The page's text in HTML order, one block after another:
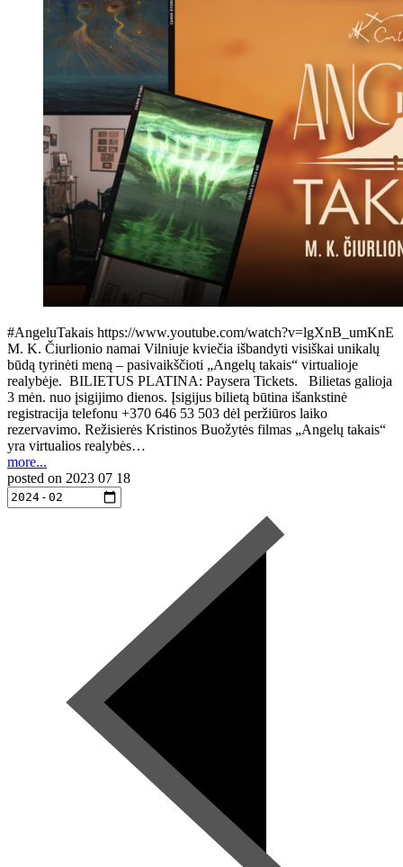
#AngeluTakais https://www.youtube.com/watch?v=lgXnB_umKnE
M. K. Čiurlionio namai Vilniuje kviečia išbandyti visiškai unikalų
būdą tyrinėti meną – pasivaikščioti „Angelų takais“ virtualioje
realybėje. BILIETUS PLATINA: Paysera Tickets. Bilietas galioja
3 mėn. nuo įsigijimo dienos. Įsigijus bilietą būtina išankstinė
registracija telefonu +370 646 53 503 dėl peržiūros laiko
rezervavimo. Režisierės Kristinos Buožytės filmas „Angelų takais“
yra virtualios realybės…
more...
posted on 2023 07 18